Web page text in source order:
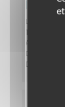
les
Lieu :
Association :
Date :